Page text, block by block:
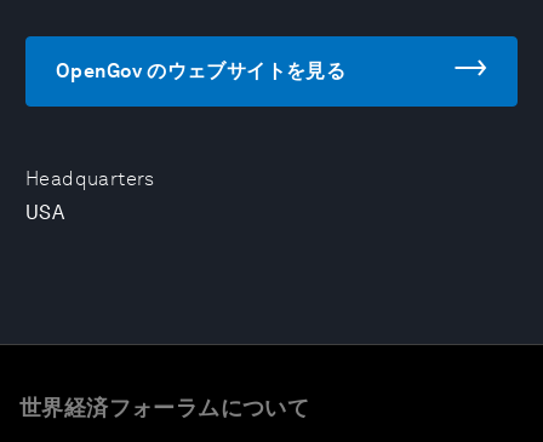
Headquarters
USA
OpenGov のウェブサイトを見る
世界経済フォーラムについて